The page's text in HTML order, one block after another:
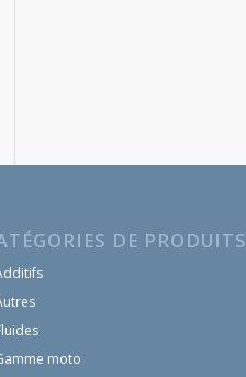
DE PRODUITS
moto